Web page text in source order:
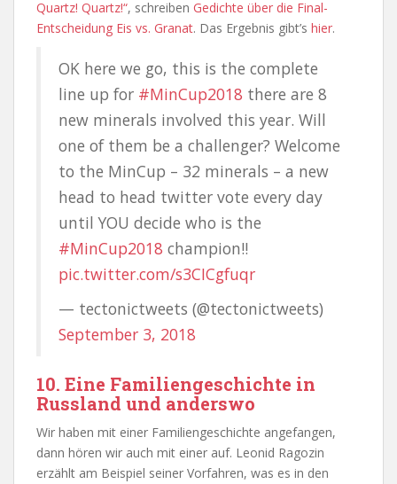
Quartz! Quartz!“, schreiben Gedichte über die Final-
Entscheidung Eis vs. Granat. Das Ergebnis gibt’s hier.
OK here we go, this is the complete
line up for #MinCup2018 there are 8
new minerals involved this year. Will
one of them be a challenger? Welcome
to the MinCup – 32 minerals – a new
head to head twitter vote every day
until YOU decide who is the
#MinCup2018 champion!!
pic.twitter.com/s3CICgfuqr
— tectonictweets (@tectonictweets)
September 3, 2018
10. Eine Familiengeschichte in
Russland und anderswo
Wir haben mit einer Familiengeschichte angefangen,
dann hören wir auch mit einer auf. Leonid Ragozin
erzählt am Beispiel seiner Vorfahren, was es in den